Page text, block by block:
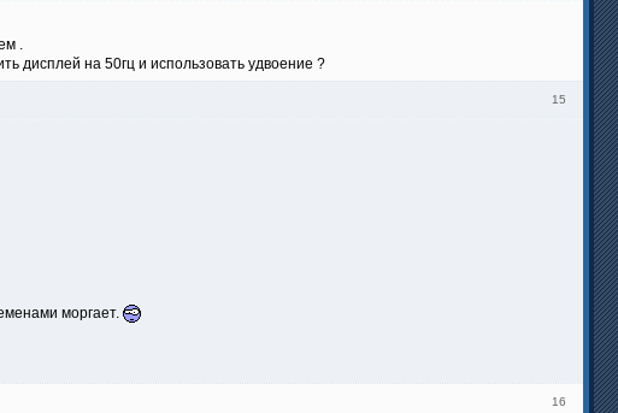
.
дисплей на 50гц и использовать удвоение ?
15
моргает.
16